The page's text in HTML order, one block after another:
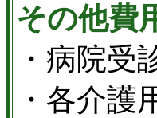
その他費
・病院受
・各介